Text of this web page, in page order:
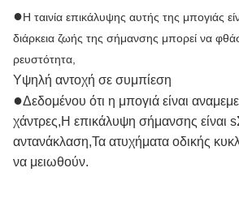
●Η ταινία επικάλυψης αυτής της μπογιάς
διάρκεια ζωής της σήμανσης μπορεί να
ρευστότητα,
Υψηλή αντοχή σε συμπίεση
●Δεδομένου ότι η μπογιά είναι
χάντρες,Η επικάλυψη σήμανσης είναι s
αντανάκλαση,Τα ατυχήματα οδικής
να μειωθούν.